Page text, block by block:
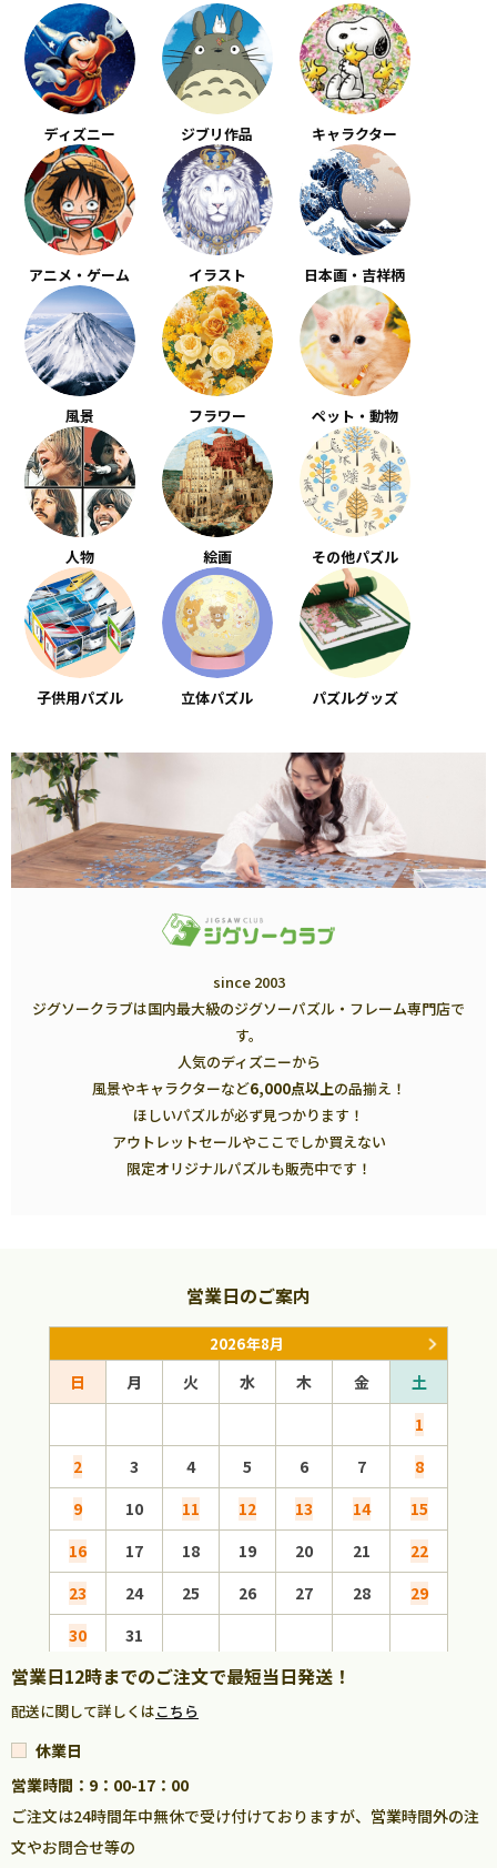
ディズニー ジブリ作品 キャラクター
アニメ・ゲーム イラスト 日本画・吉祥柄
風景 フラワー ペット・動物
人物 絵画 その他パズル
子供用パズル 立体パズル パズルグッズ
since 2003
ジグソークラブは国内最大級のジグソーパズル・フレーム専門店で
す。
人気のディズニーから
風景やキャラクターなど6,000点以上の品揃え！
ほしいパズルが必ず見つかります！
アウトレットセールやここでしか買えない
限定オリジナルパズルも販売中です！
営業日のご案内
2026年8月
日 月 火 水 木 金
土
1
2
3 4 5 6 7
8
9
10 11 12 13 14
15
16
17 18 19 20 21
22
23
24 25 26 27 28
29
30
31
営業日12時までのご注文で最短当日発送！
配送に関して詳しくはこちら
休業日
営業時間：9：00-17：00
ご注文は24時間年中無休で受け付けておりますが、営業時間外の注
文やお問合せ等の